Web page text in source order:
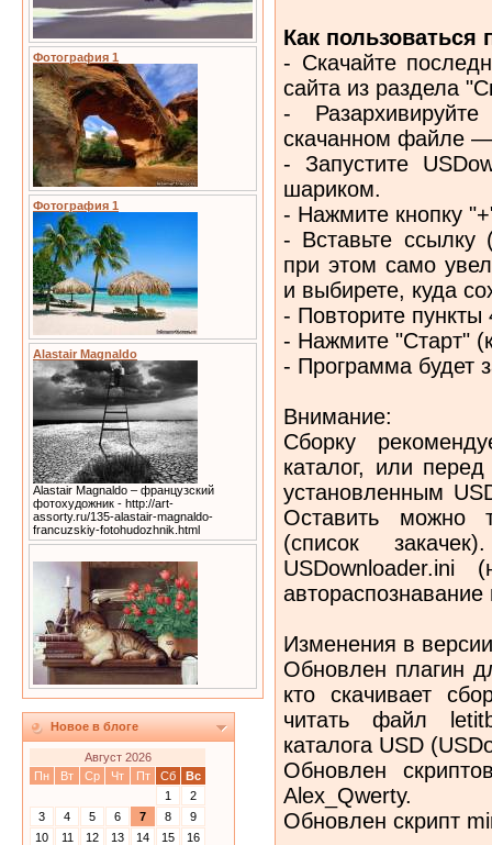
Фотография 1
Фотография 1
Alastair Magnaldo
Alastair Magnaldo – французский
фотохудожник - http://art-
assorty.ru/135-alastair-magnaldo-
francuzskiy-fotohudozhnik.html
Новое в блоге
Август 2026
Пн
Вт Ср Чт Пт Сб
Вс
1
2
3
4 5 6 7 8
9
10
11 12 13 14 15
16
Как пользоваться
- Скачайте
сайта из раздела
-
скачанном файле —
- Запустите
шариком.
- Нажмите кнопку
- Вставьте ссылку
при этом само
и выбирете, куда
- Повторите
- Нажмите "Старт"
- Программа будет
Внимание:
Cборку
каталог, или
установленным
Оставить можно
(список
USDownloader.ini
Изменения в
Обновлен плагин
кто скачивает
читать файл
каталога USD
Обновлен
Alex_Qwerty.
Обновлен скрипт